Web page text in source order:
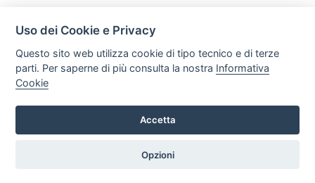
Tel. +39 3505286617 Email: crsradiatori@gmail.com P.iva:
Uso dei Cookie e Privacy
Questo sito web utilizza cookie di tipo tecnico e di terze
parti. Per saperne di più consulta la nostra Informativa
Cookie
Accetta
Opzioni